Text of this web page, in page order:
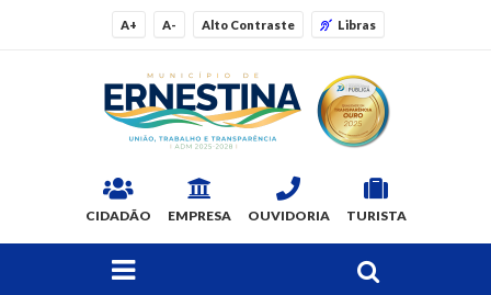
A+ A- Alto Contraste Libras
CIDADÃO EMPRESA OUVIDORIA TURISTA